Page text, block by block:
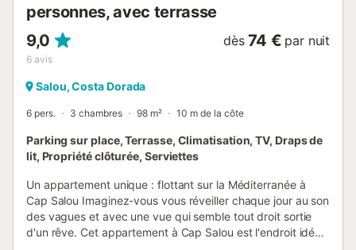
personnes, avec terrasse
9,0
6 avis
dès 74 € par nuit
Salou, Costa Dorada
6 pers. 3 chambres 98 m² 10 m de la côte
Parking sur place, Terrasse, Climatisation, TV, Draps de
lit, Propriété clôturée, Serviettes
Un appartement unique : flottant sur la Méditerranée à
Cap Salou Imaginez-vous vous réveiller chaque jour au son
des vagues et avec une vue qui semble tout droit sortie
d'un rêve. Cet appartement à Cap Salou est l'endroit idéal